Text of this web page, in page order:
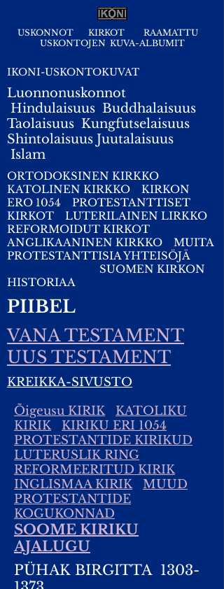
USKONNOT KIRKOT
RAAMATTU
USKONTOJEN KUVA-ALBUMIT
IKONI-USKONTOKUVAT
Luonnonuskonnot
Hindulaisuus Buddhalaisuus
Taolaisuus Kungfutselaisuus
Shintolaisuus Juutalaisuus
Islam
ORTODOKSINEN KIRKKO
KATOLINEN KIRKKO
KIRKON
ERO 1054
PROTESTANTTISET
KIRKOT
LUTERILAINEN LIRKKO
REFORMOIDUT KIRKOT
ANGLIKAANINEN KIRKKO
MUITA
PROTESTANTTISIA YHTEISÖJÄ
SUOMEN KIRKON
HISTORIAA
PIIBEL
VANA TESTAMENT
UUS TESTAMENT
KREIKKA-SIVUSTO
Õigeusu KIRIK
KATOLIKU
KIRIK
KIRIKU ERI 1054
PROTESTANTIDE KIRIKUD
LUTERUSLIK RING
REFORMEERITUD KIRIK
INGLISMAA KIRIK
MUUD
PROTESTANTIDE
KOGUKONNAD
SOOME KIRIKU
AJALUGU
PÜHAK BIRGITTA 1303-